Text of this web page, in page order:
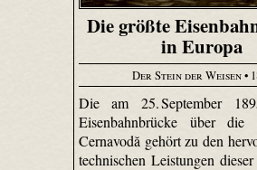
Die größte
in Europa
Der Stein der Weisen•
Die am 25. September
Eisenbahnbrücke über
Cernavodă gehört zu den
technischen Leistungen